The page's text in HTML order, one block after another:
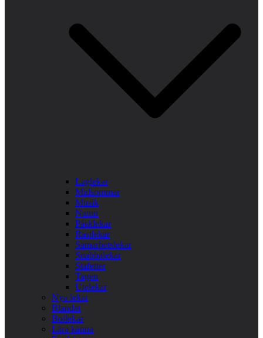
Laglekar
Midsommar
Musik
Namn
Påsklekar
Rastlekar
Samarbetslekar
Snabbalekar
Stafetter
Tagen
Utelekar
Nya lekar
Blandat
Bollekar
Lära känna